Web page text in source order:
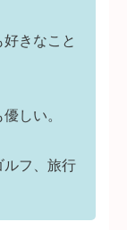
きなこと
しい。
ルフ、旅行